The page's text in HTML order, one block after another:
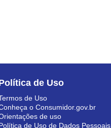
de Uso
de Uso
o Consumidor.gov.br
de uso
de Uso de Dados Pessoais